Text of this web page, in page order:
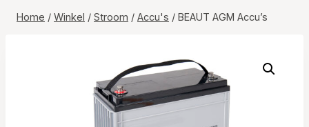
Home / Winkel / Stroom / Accu's / BEAUT AGM Accu’s